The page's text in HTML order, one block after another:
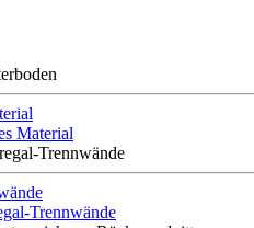
Material
Trennwände
Trennwände